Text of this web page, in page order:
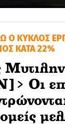
Ο ΚΥΚΛΟΣ
ΚΑΤΑ 22%
Οι